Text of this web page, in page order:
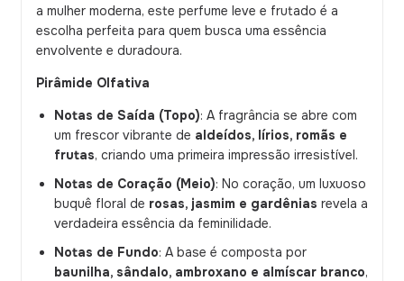
a mulher moderna, este perfume leve e frutado é a
escolha perfeita para quem busca uma essência
envolvente e duradoura.
Pirâmide Olfativa
Notas de Saída (Topo): A fragrância se abre com
um frescor vibrante de aldeídos, lírios, romãs e
frutas, criando uma primeira impressão irresistível.
Notas de Coração (Meio): No coração, um luxuoso
buquê floral de rosas, jasmim e gardênias revela a
verdadeira essência da feminilidade.
Notas de Fundo: A base é composta por
baunilha, sândalo, ambroxano e almíscar branco,